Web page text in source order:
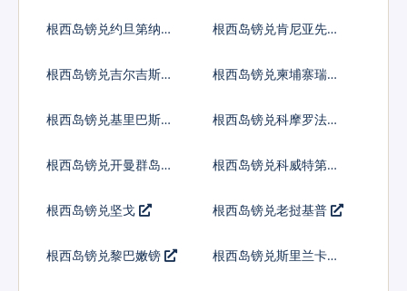
根西岛镑兑约旦第纳尔 根西岛镑兑肯尼亚先令
根西岛镑兑吉尔吉斯斯
根西岛镑兑柬埔寨瑞尔
根西岛镑兑基里巴斯元 根西岛镑兑科摩罗法郎
根西岛镑兑开曼群岛元
根西岛镑兑科威特第纳
根西岛镑兑坚戈 根西岛镑兑老挝基普
根西岛镑兑黎巴嫩镑
根西岛镑兑斯里兰卡卢